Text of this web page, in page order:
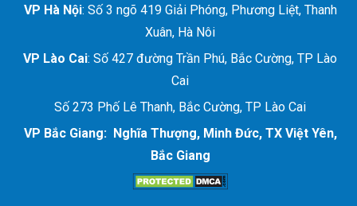
VP Hà Nội: Số 3 ngõ 419 Giải Phóng, Phương Liệt, Thanh
Xuân, Hà Nôi
VP Lào Cai: Số 427 đường Trần Phú, Bắc Cường, TP Lào
Cai
Số 273 Phố Lê Thanh, Bắc Cường, TP Lào Cai
VP Bắc Giang: Nghĩa Thượng, Minh Đức, TX Việt Yên,
Bắc Giang